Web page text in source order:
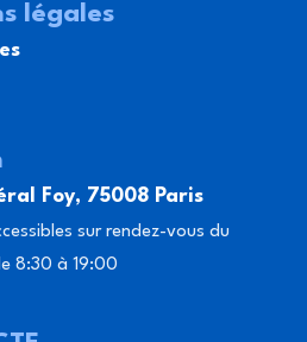
légales
Foy, 75008 Paris
sur rendez-vous du
8:30 à 19:00